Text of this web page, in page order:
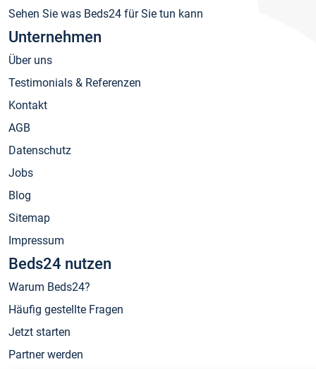
Sehen Sie was Beds24 für Sie tun kann
Unternehmen
Über uns
Testimonials & Referenzen
Kontakt
AGB
Datenschutz
Jobs
Blog
Sitemap
Impressum
Beds24 nutzen
Warum Beds24?
Häufig gestellte Fragen
Jetzt starten
Partner werden